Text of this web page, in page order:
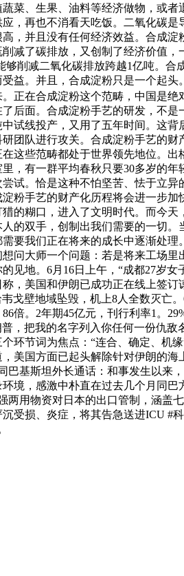
菜、生果、油料等经济做物，或
，再也不消看天吃饭。二氧化碳
，并且没有任何经济效益。合成
减了碳排放，又创制了经济价值
削减二氧化碳排放跨越1亿吨。
益。并且，合成淀粉只是一个起
正在合成淀粉这个范畴，中国是
后面。合成淀粉手艺的研发，不
试线投产，又用了五年时间。这
团队进行攻关。合成淀粉手艺的
这些范畴都处于世界领先地位。
，有一群平均春秋只要30多岁的
试。恰是这种不怕坚苦、怯于立
粉手艺的财产化历程将会进一步
的糊口，进入了文明时代。而今
的双手，创制出我们需要的一切
我们正在将来的成长中逐渐处
问大师一个问题：若是将来工场
地。6月16日上午，“成都27岁
，美国和伊朗已成功正在线上签
戈壁地域坠毁，机上8人全数灭亡
倍。2年期45亿元，刊行利率1。
把我的名字列入你任何一份仇敌
环节词为焦点：“连合、确定、机
美国方面已起头解除针对伊朗的
基斯坦外长通话：和事发生以来
境，感激中朴直在过去几个月同
用物资对日本的出口管制，涵盖
受损、炎症，将其告急送进ICU #